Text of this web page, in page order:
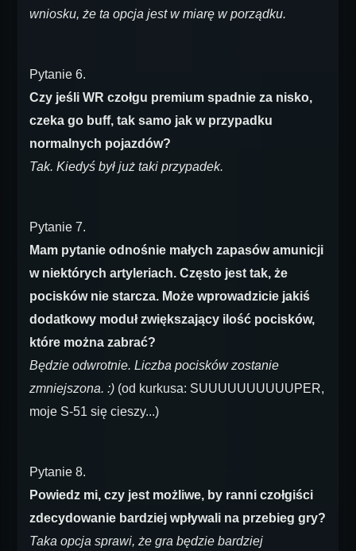
wniosku, że ta opcja jest w miarę w porządku.
Pytanie 6.
Czy jeśli WR czołgu premium spadnie za nisko,
czeka go buff, tak samo jak w przypadku
normalnych pojazdów?
Tak. Kiedyś był już taki przypadek.
Pytanie 7.
Mam pytanie odnośnie małych zapasów amunicji
w niektórych artyleriach. Często jest tak, że
pocisków nie starcza. Może wprowadzicie jakiś
dodatkowy moduł zwiększający ilość pocisków,
które można zabrać?
Będzie odwrotnie. Liczba pocisków zostanie
zmniejszona. :) (od kurkusa: SUUUUUUUUUUPER,
moje S-51 się cieszy...)
Pytanie 8.
Powiedz mi, czy jest możliwe, by ranni czołgiści
zdecydowanie bardziej wpływali na przebieg gry?
Taka opcja sprawi, że gra będzie bardziej